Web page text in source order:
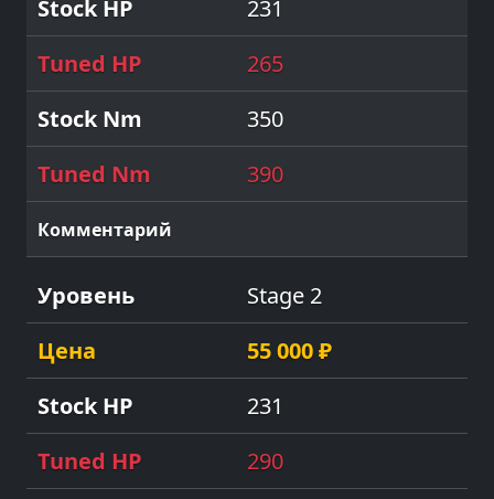
231
265
350
390
Stage 2
55 000 ₽
231
290